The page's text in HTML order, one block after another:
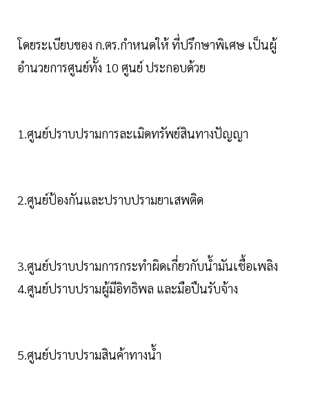
โดยระเบียบของ ก.ตร.กำหนดให้ ที่ปรึกษาพิเศษ เป็นผู้
อำนวยการศูนย์ทั้ง 10 ศูนย์ ประกอบด้วย
1.ศูนย์ปราบปรามการละเมิดทรัพย์สินทางปัญญา
2.ศูนย์ป้องกันและปราบปรามยาเสพติด
3.ศูนย์ปราบปรามการกระทำผิดเกี่ยวกับน้ำมันเชื้อเพลิง
4.ศูนย์ปราบปรามผู้มีอิทธิพล และมือปืนรับจ้าง
5.ศูนย์ปราบปรามสินค้าทางน้ำ